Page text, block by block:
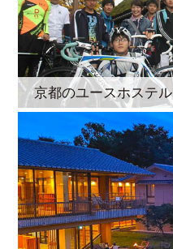
京都のユースホステル